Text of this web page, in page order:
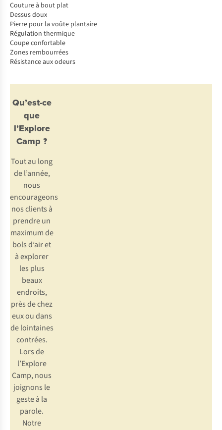
Couture à bout plat
Dessus doux
Pierre pour la voûte plantaire
Régulation thermique
Coupe confortable
Zones rembourrées
Résistance aux odeurs
Qu’est-ce
que
l’Explore
Camp ?
Tout au long
de l’année,
nous
encourageons
nos clients à
prendre un
maximum de
bols d’air et
à explorer
les plus
beaux
endroits,
près de chez
eux ou dans
de lointaines
contrées.
Lors de
l’Explore
Camp, nous
joignons le
geste à la
parole.
Notre